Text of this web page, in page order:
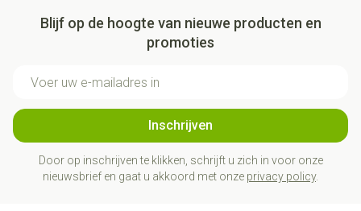
Blijf op de hoogte van nieuwe producten en
promoties
Inschrijven
Door op inschrijven te klikken, schrijft u zich in voor onze
nieuwsbrief en gaat u akkoord met onze privacy policy.